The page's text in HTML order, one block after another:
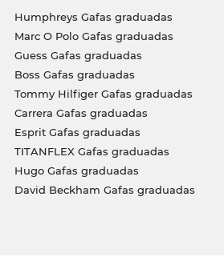
Humphreys Gafas graduadas
Marc O Polo Gafas graduadas
Guess Gafas graduadas
Boss Gafas graduadas
Tommy Hilfiger Gafas graduadas
Carrera Gafas graduadas
Esprit Gafas graduadas
TITANFLEX Gafas graduadas
Hugo Gafas graduadas
David Beckham Gafas graduadas